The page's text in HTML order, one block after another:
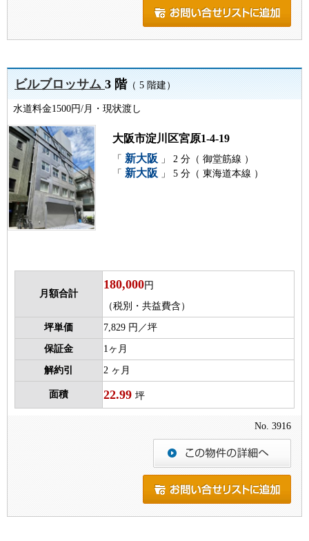
ビルブロッサム3 階（ 5 階建）
水道料金1500円/月・現状渡し
大阪市淀川区宮原1-4-19
「 新大阪
」 2 分（ 御堂筋線 ）
「 新大阪 」 5 分（ 東海道本線 ）
月額合計
180,000円
（税別・共益費含）
坪単価 7,829 円／坪
保証金 1ヶ月
解約引 2 ヶ月
面積 22.99 坪
No. 3916